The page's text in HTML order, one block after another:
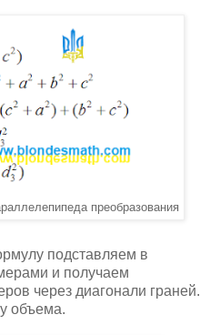
преобразования
подставляем в
и получаем
через диагонали граней.
объема.